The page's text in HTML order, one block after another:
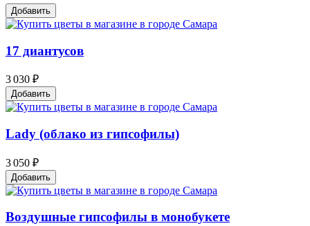
Добавить
17 диантусов
3 030 ₽
Добавить
Lady (облако из гипсофилы)
3 050 ₽
Добавить
Воздушные гипсофилы в монобукете